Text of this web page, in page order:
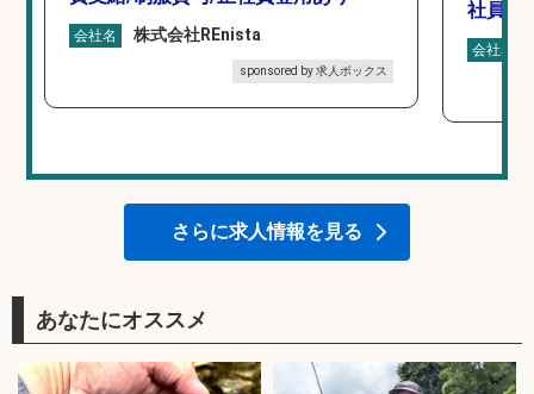
会社名 株式会社REnista
sponsored by 求人ボックス
社員登
会社名
さらに求人情報を見る
あなたにオススメ